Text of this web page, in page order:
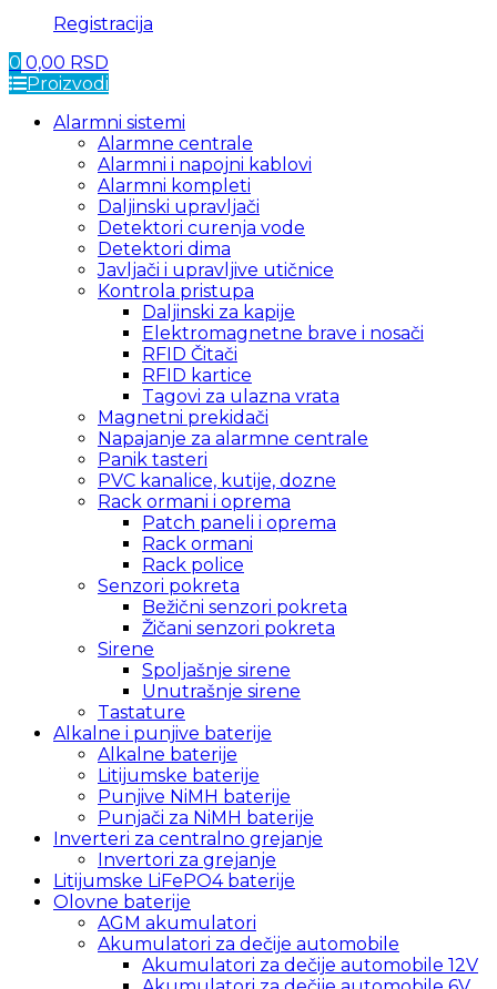
Registracija
0 0,00 RSD
Proizvodi
Alarmni sistemi
Alarmne centrale
Alarmni i napojni kablovi
Alarmni kompleti
Daljinski upravljači
Detektori curenja vode
Detektori dima
Javljači i upravljive utičnice
Kontrola pristupa
Daljinski za kapije
Elektromagnetne brave i nosači
RFID Čitači
RFID kartice
Tagovi za ulazna vrata
Magnetni prekidači
Napajanje za alarmne centrale
Panik tasteri
PVC kanalice, kutije, dozne
Rack ormani i oprema
Patch paneli i oprema
Rack ormani
Rack police
Senzori pokreta
Bežični senzori pokreta
Žičani senzori pokreta
Sirene
Spoljašnje sirene
Unutrašnje sirene
Tastature
Alkalne i punjive baterije
Alkalne baterije
Litijumske baterije
Punjive NiMH baterije
Punjači za NiMH baterije
Inverteri za centralno grejanje
Invertori za grejanje
Litijumske LiFePO4 baterije
Olovne baterije
AGM akumulatori
Akumulatori za dečije automobile
Akumulatori za dečije automobile 12V